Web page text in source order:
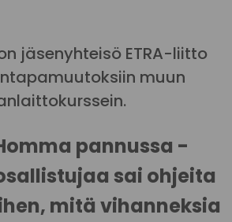
jäsenyhteisö ETRA-liitto
muun
pannussa -
sai ohjeita
mitä vihanneksia